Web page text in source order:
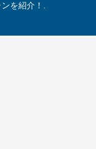
を紹介！.